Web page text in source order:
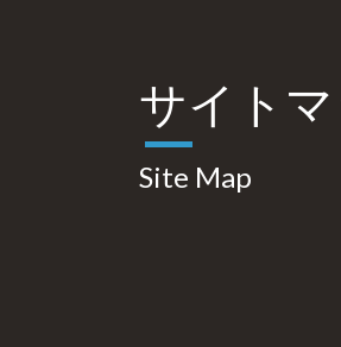
サイト
Site Map